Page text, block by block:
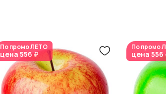
По промоЛЕТО
цена 556 ₽
По промо
цена556